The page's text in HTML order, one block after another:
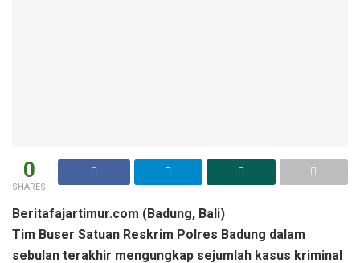
0
SHARES
Beritafajartimur.com (Badung, Bali)
Tim Buser Satuan Reskrim Polres Badung dalam
sebulan terakhir mengungkap sejumlah kasus kriminal